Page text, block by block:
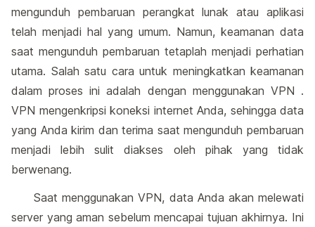
mengunduh pembaruan perangkat lunak atau aplikasi
telah menjadi hal yang umum. Namun, keamanan data
saat mengunduh pembaruan tetaplah menjadi perhatian
utama. Salah satu cara untuk meningkatkan keamanan
dalam proses ini adalah dengan menggunakan VPN .
VPN mengenkripsi koneksi internet Anda, sehingga data
yang Anda kirim dan terima saat mengunduh pembaruan
menjadi lebih sulit diakses oleh pihak yang tidak
berwenang.
Saat menggunakan VPN, data Anda akan melewati
server yang aman sebelum mencapai tujuan akhirnya. Ini